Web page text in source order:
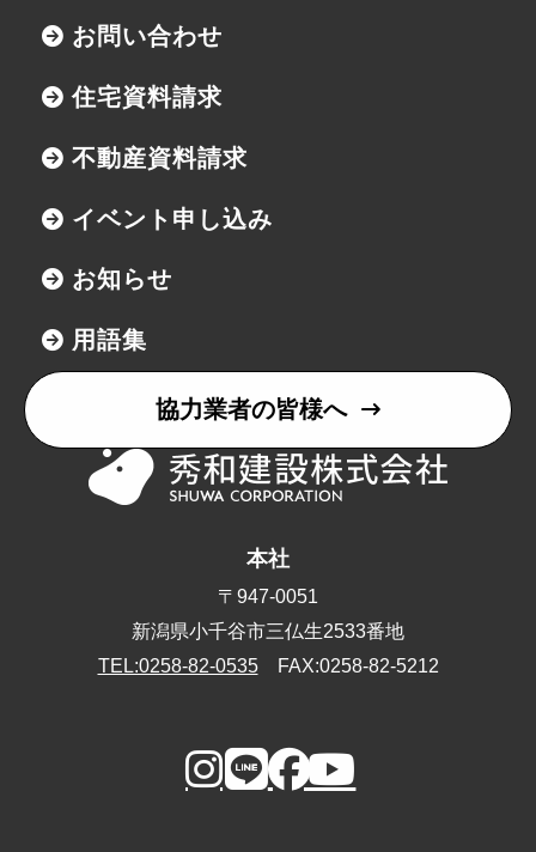
お問い合わせ
住宅資料請求
不動産資料請求
イベント申し込み
お知らせ
用語集
協力業者の皆様へ
本社
〒947-0051
新潟県小千谷市三仏生2533番地
TEL:0258-82-0535FAX:0258-82-5212